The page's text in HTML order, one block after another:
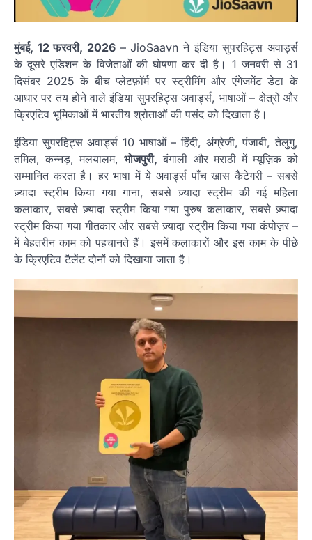
मुंबई, 12 फरवरी, 2026 – JioSaavn ने इंडिया सुपरहिट्स अवार्ड्स
के दूसरे एडिशन के विजेताओं की घोषणा कर दी है। 1 जनवरी से 31
दिसंबर 2025 के बीच प्लेटफ़ॉर्म पर स्ट्रीमिंग और एंगेजमेंट डेटा के
आधार पर तय होने वाले इंडिया सुपरहिट्स अवार्ड्स, भाषाओं – क्षेत्रों और
क्रिएटिव भूमिकाओं में भारतीय श्रोताओं की पसंद को दिखाता है।
इंडिया सुपरहिट्स अवार्ड्स 10 भाषाओं – हिंदी, अंग्रेजी, पंजाबी, तेलुगु,
तमिल, कन्नड़, मलयालम,भोजपुरी, बंगाली और मराठी में म्यूज़िक को
सम्मानित करता है। हर भाषा में ये अवार्ड्स पाँच खास कैटेगरी – सबसे
ज़्यादा स्ट्रीम किया गया गाना, सबसे ज़्यादा स्ट्रीम की गई महिला
कलाकार, सबसे ज़्यादा स्ट्रीम किया गया पुरुष कलाकार, सबसे ज़्यादा
स्ट्रीम किया गया गीतकार और सबसे ज़्यादा स्ट्रीम किया गया कंपोज़र –
में बेहतरीन काम को पहचानते हैं। इसमें कलाकारों और इस काम के पीछे
के क्रिएटिव टैलेंट दोनों को दिखाया जाता है।